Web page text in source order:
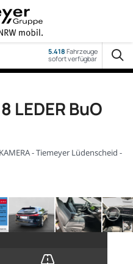
5.418 Fahrzeuge
sofort verfügbar
LEDER BuO
- Tiemeyer Lüdenscheid -